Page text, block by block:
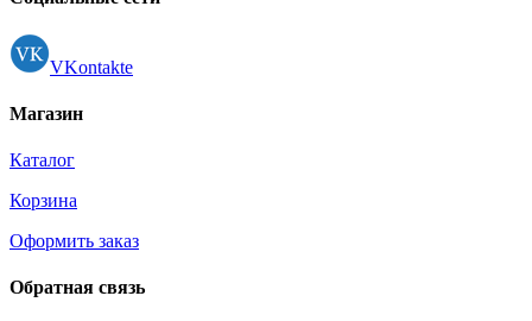
VKontakte
Магазин
Каталог
Корзина
Оформить заказ
Обратная связь